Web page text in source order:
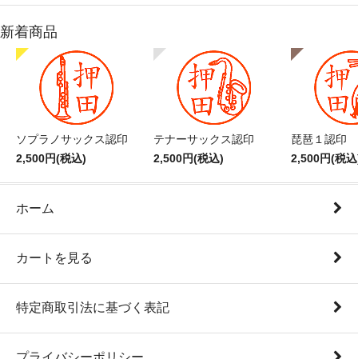
新着商品
ソプラノサックス認印
2,500円(税込)
テナーサックス認印
2,500円(税込)
琵琶１認印
2,500円(税
ホーム
カートを見る
特定商取引法に基づく表記